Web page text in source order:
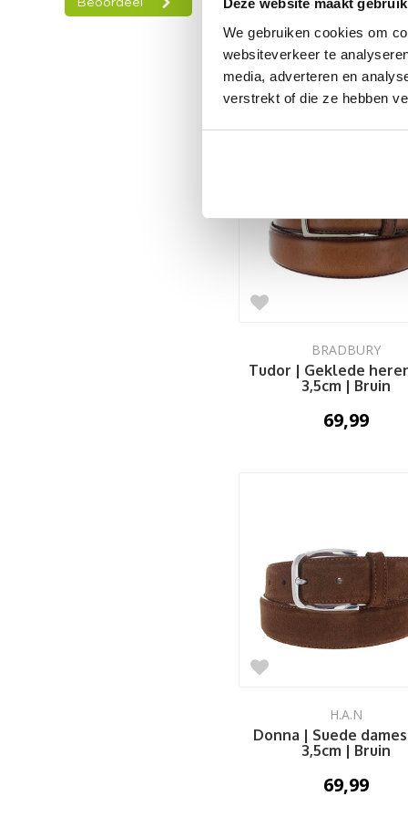
Deze website maakt
We gebruiken cookies om
websiteverkeer te
media, adverteren en
verstrekt of die ze hebben
Lucas | Lederen
59,99
BRADBURY
Tudor | Geklede
3,5cm | Bruin
69,99
H.A.N
Donna | Suede
3,5cm | Bruin
69,99